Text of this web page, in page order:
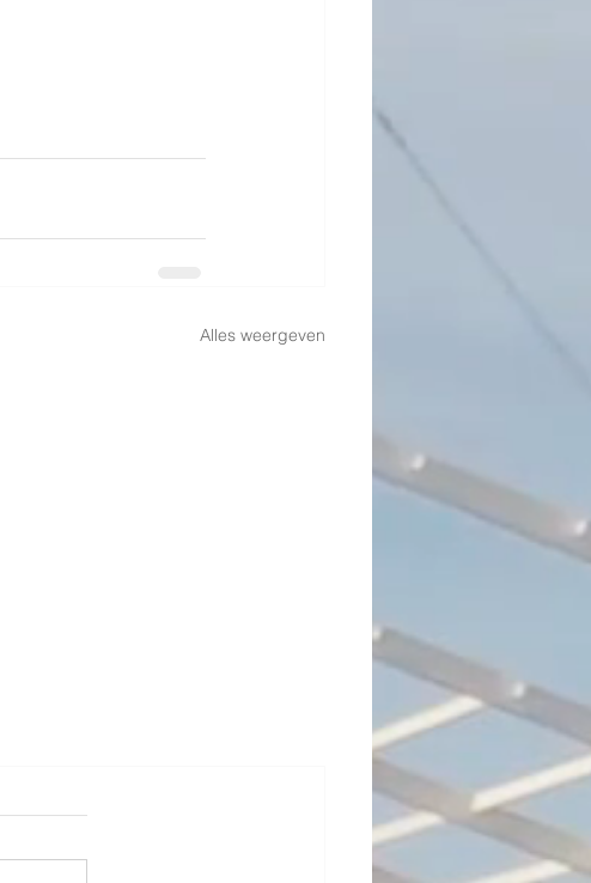
Alles weergeven